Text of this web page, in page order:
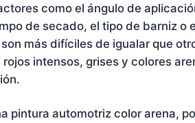
como el ángulo de
de secado, el tipo de barniz o
más difíciles de igualar que
intensos, grises y colores
pintura automotriz color arena,